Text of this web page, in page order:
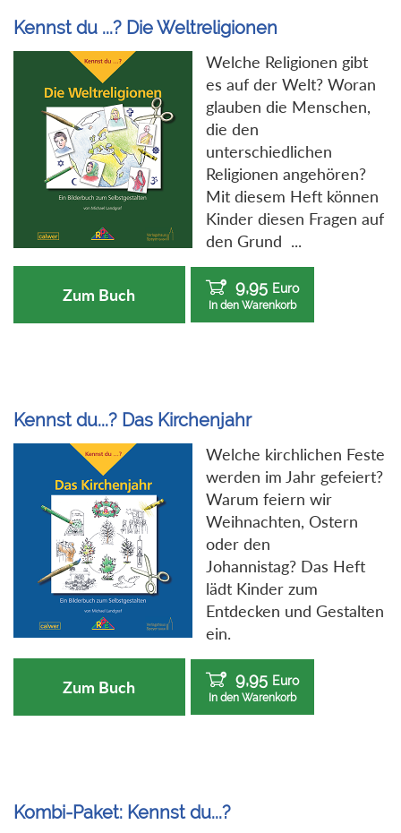
Kennst du ...? Die Weltreligionen
Welche Religionen gibt
es auf der Welt? Woran
glauben die Menschen,
die den
unterschiedlichen
Religionen angehören?
Mit diesem Heft können
Kinder diesen Fragen auf
den Grund ...
Zum Buch 9,95 Euro
In den Warenkorb
Kennst du...? Das Kirchenjahr
Welche kirchlichen Feste
werden im Jahr gefeiert?
Warum feiern wir
Weihnachten, Ostern
oder den
Johannistag? Das Heft
lädt Kinder zum
Entdecken und Gestalten
ein.
Zum Buch 9,95 Euro
In den Warenkorb
Kombi-Paket: Kennst du...?